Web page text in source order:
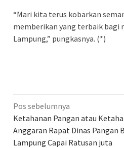
“Mari kita terus kobarkan
memberikan yang terbaik bagi
Lampung,” pungkasnya. (*)
Navigasi
pos
Pos sebelumnya
Ketahanan Pangan atau
Anggaran Rapat Dinas Pangan
Lampung Capai Ratusan juta